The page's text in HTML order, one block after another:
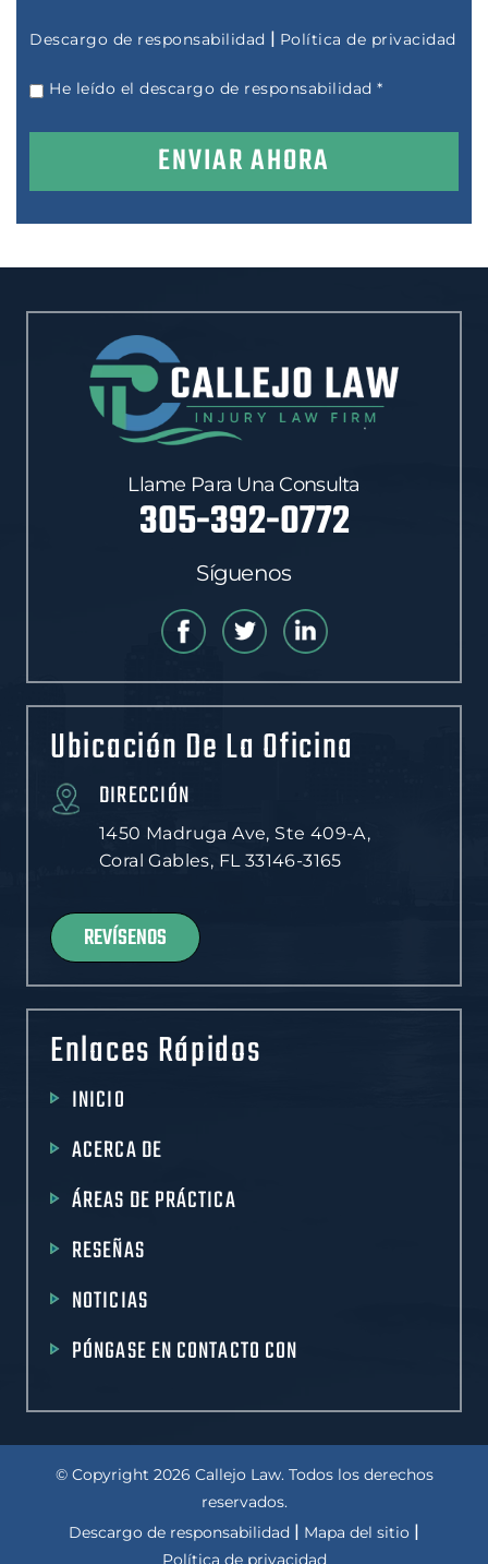
Descargo de responsabilidad | Política de privacidad
He leído el descargo de responsabilidad *
Llame Para Una Consulta
305-392-0772
Síguenos
Ubicación De La Oficina
DIRECCIÓN
1450 Madruga Ave, Ste 409-A,
Coral Gables, FL 33146-3165
REVÍSENOS
Enlaces Rápidos
INICIO
ACERCA DE
ÁREAS DE PRÁCTICA
RESEÑAS
NOTICIAS
PÓNGASE EN CONTACTO CON
© Copyright 2026 Callejo Law. Todos los derechos
reservados.
Descargo de responsabilidad | Mapa del sitio |
Política de privacidad